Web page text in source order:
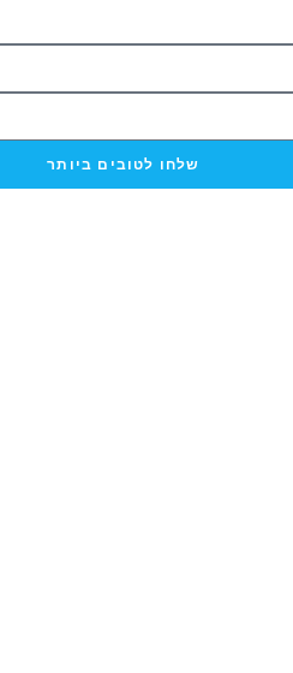
שלחו לטובים ביותר